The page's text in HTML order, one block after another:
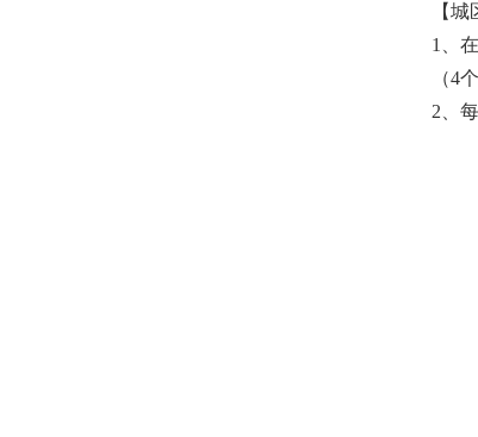
【城
1、
（4
2、